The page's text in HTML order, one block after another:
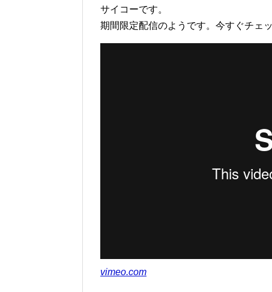
サイコーです。
期間限定配信のようです。今すぐチェ
vimeo.com